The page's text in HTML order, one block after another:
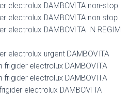
electrolux DAMBOVITA non-stop
electrolux DAMBOVITA non stop
electrolux DAMBOVITA IN REGIM
electrolux urgent DAMBOVITA
frigider electrolux DAMBOVITA
frigider electrolux DAMBOVITA
electrolux DAMBOVITA